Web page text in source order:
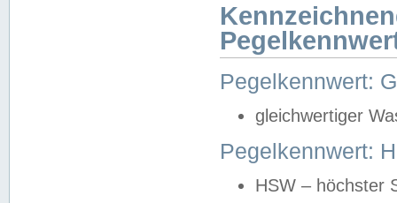
Pegelkennwert:
gleichwertiger
Pegelkennwert:
HSW – höchster